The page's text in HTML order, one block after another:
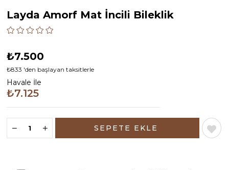
Layda Amorf Mat İncili Bileklik
₺7.500
₺833 'den başlayan taksitlerle
Havale İle
₺7.125